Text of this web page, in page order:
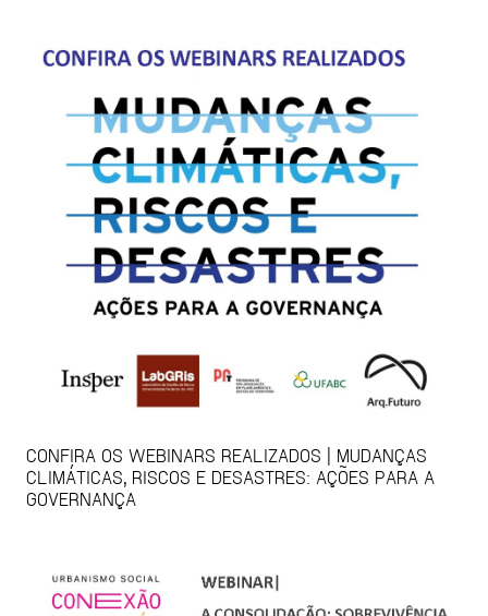
CONFIRA OS WEBINARS REALIZADOS | MUDANÇAS
CLIMÁTICAS, RISCOS E DESASTRES: AÇÕES PARA A
GOVERNANÇA